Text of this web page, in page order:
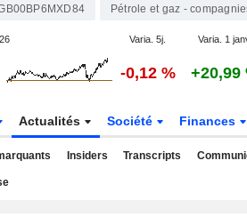
Pétrole et gaz -
Varia. 5j. Varia. 1
-0,12 % +20,99
Actualités Société Finances
Insiders Transcripts